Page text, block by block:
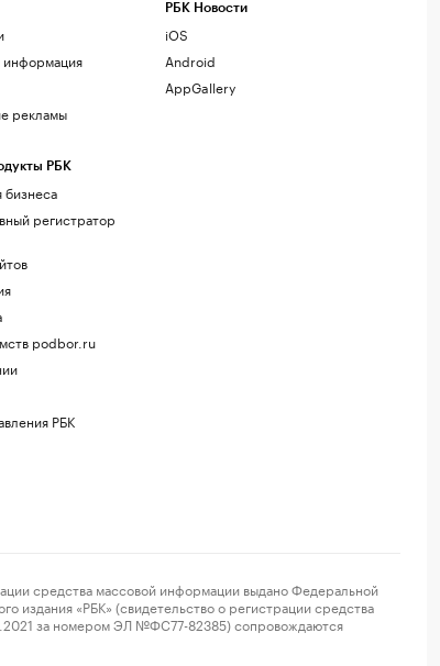
информация
рекламы
РБК
бизнеса
регистратор
podbor.ru
РБК
РБК Новости
iOS
Android
AppGallery
средства массовой информации выдано Федеральной
«РБК» (свидетельство о регистрации средства
за номером ЭЛ №ФС77-82385) сопровождаются